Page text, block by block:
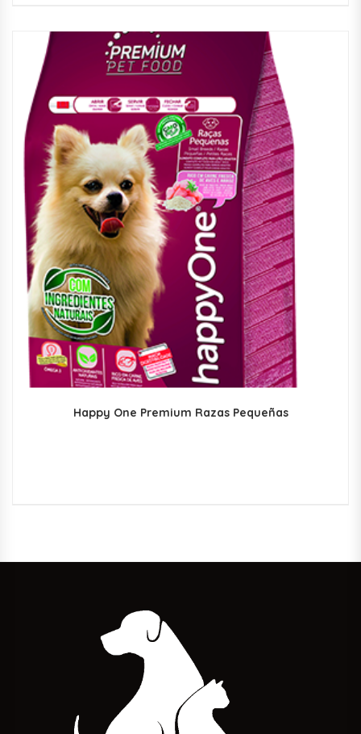
Happy One Premium Razas Pequeñas